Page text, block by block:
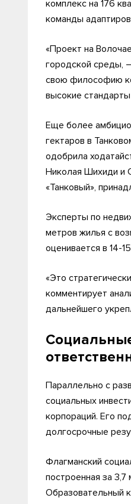
комплекс на 176
команды
«Проект на
городской среды,
свою философию
высокие стандарты
Еще более
гектаров в
одобрила
Николая Шихиди и
«Танковый»,
Эксперты по
метров жилья с
оценивается в 14-
«Это
комментирует
дальнейшего
Параллельно с
социальных
корпораций. Его
долгосрочные
Флагманский
построенная за
Образовательный